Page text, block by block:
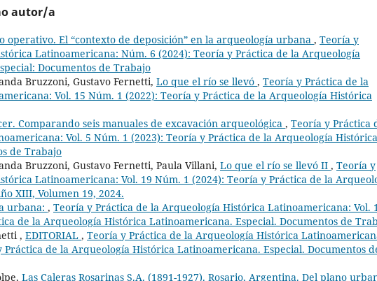
autor/a
operativo. El “contexto de deposición” en la arqueología urbana , Teoría y
Latinoamericana: Núm. 6 (2024): Teoría y Práctica de la Arqueología
Documentos de Trabajo
Bruzzoni, Gustavo Fernetti, Lo que el río se llevó , Teoría y Práctica de la
Vol. 15 Núm. 1 (2022): Teoría y Práctica de la Arqueología Histórica
Comparando seis manuales de excavación arqueológica , Teoría y Práctica
Vol. 5 Núm. 1 (2023): Teoría y Práctica de la Arqueología Histórica
de Trabajo
Bruzzoni, Gustavo Fernetti, Paula Villani, Lo que el río se llevó II , Teoría y
Latinoamericana: Vol. 19 Núm. 1 (2024): Teoría y Práctica de la
XIII, Volumen 19, 2024.
urbana: , Teoría y Práctica de la Arqueología Histórica Latinoamericana: Vol.
de la Arqueología Histórica Latinoamericana. Especial. Documentos de
, EDITORIAL , Teoría y Práctica de la Arqueología Histórica
Práctica de la Arqueología Histórica Latinoamericana. Especial. Documentos
Las Caleras Rosarinas S.A. (1891-1927). Rosario, Argentina. Del plano